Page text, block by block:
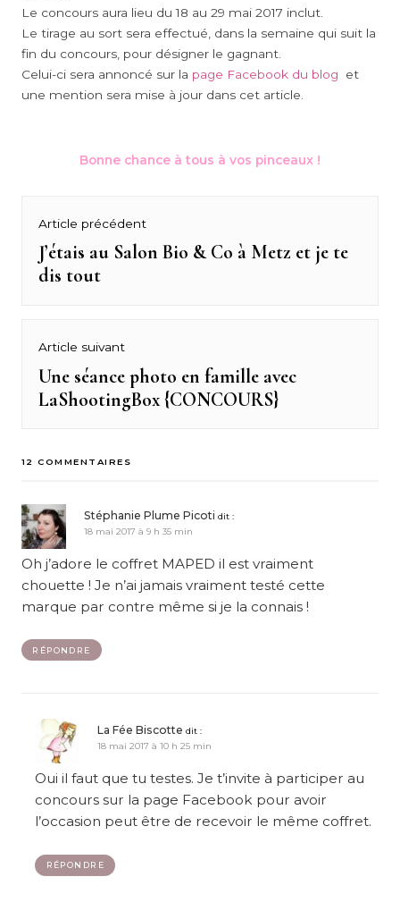
Le concours aura lieu du 18 au 29 mai 2017 inclut.
Le tirage au sort sera effectué, dans la semaine qui suit la
fin du concours, pour désigner le gagnant.
Celui-ci sera annoncé sur la page Facebook du blog et
une mention sera mise à jour dans cet article.
Bonne chance à tous à vos pinceaux !
Navigation
de
l’article
Article précédent
Previous
post:
J’étais au Salon Bio & Co à Metz et je te
dis tout
Article suivant
Next
post:
Une séance photo en famille avec
LaShootingBox {CONCOURS}
12 COMMENTAIRES
Stéphanie Plume Picoti dit :
18 mai 2017 à 9 h 35 min
Oh j’adore le coffret MAPED il est vraiment
chouette ! Je n’ai jamais vraiment testé cette
marque par contre même si je la connais !
RÉPONDRE
La Fée Biscotte dit :
18 mai 2017 à 10 h 25 min
Oui il faut que tu testes. Je t’invite à participer au
concours sur la page Facebook pour avoir
l’occasion peut être de recevoir le même coffret.
RÉPONDRE